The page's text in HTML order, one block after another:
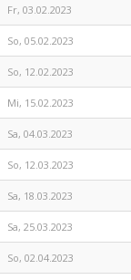
Fr, 03.02.2023
So, 05.02.2023
So, 12.02.2023
Mi, 15.02.2023
Sa, 04.03.2023
So, 12.03.2023
Sa, 18.03.2023
Sa, 25.03.2023
So, 02.04.2023